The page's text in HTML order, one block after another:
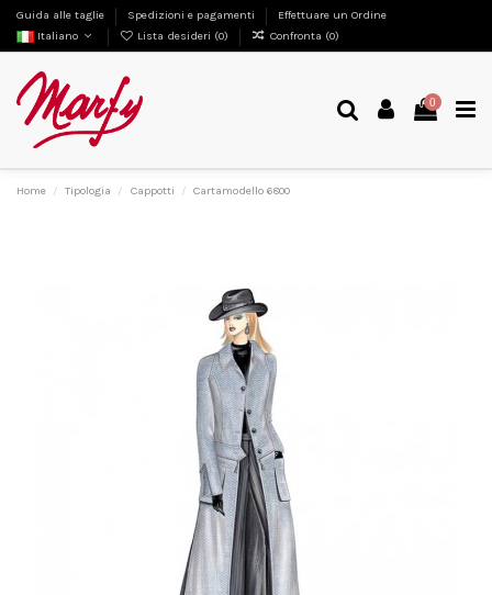
Guida alle taglie Spedizioni e pagamenti
Effettuare un Ordine
Italiano
Lista desideri (0) Confronta (0)
0
Home Tipologia Cappotti Cartamodello 6800